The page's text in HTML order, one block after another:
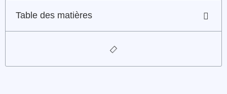
Table des matières